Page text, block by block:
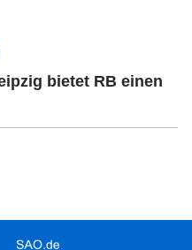
bietet RB einen